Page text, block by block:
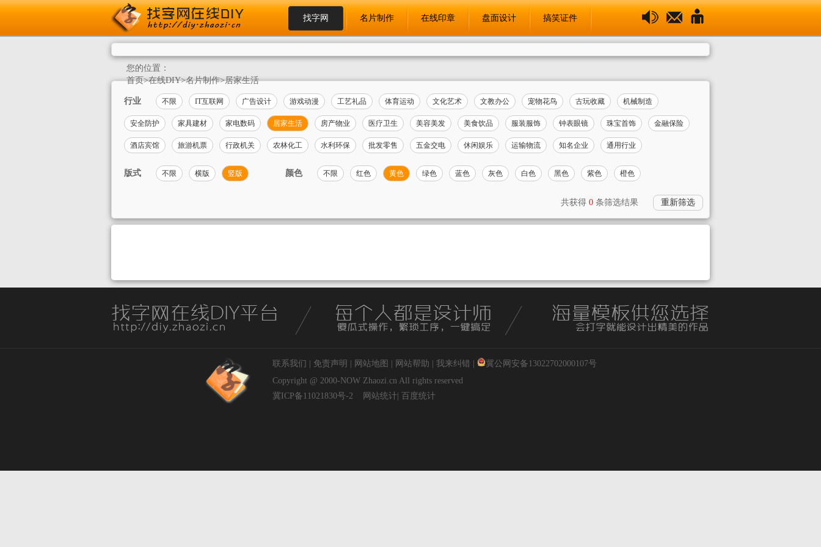
找字网 名片制作 在线印章 盘面设计 搞笑证件
您的位置：
首页>在线DIY>名片制作>居家生活
行业 不限 IT互联网 广告设计 游戏动漫 工艺礼品 体育运动 文化艺术 文教办公 宠物花鸟 古玩收藏 机械制造
安全防护 家具建材 家电数码 居家生活 房产物业 医疗卫生 美容美发 美食饮品 服装服饰 钟表眼镜 珠宝首饰 金融保险
酒店宾馆 旅游机票 行政机关 农林化工 水利环保 批发零售 五金交电 休闲娱乐 运输物流 知名企业 通用行业
版式 不限 横版 竖版 颜色 不限 红色 黄色 绿色 蓝色 灰色 白色 黑色 紫色 橙色
共获得 0 条筛选结果 重新筛选
联系我们 免责声明 网站地图 网站帮助 我来纠错
冀公网安备13022702000107号
Copyright @ 2000-NOW Zhaozi.cn All rights reserved
冀ICP备11021830号-2
网站统计 百度统计